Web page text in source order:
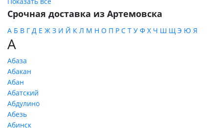
Срочная доставка из Артемовска
А Б В Г Д Е Ж З И Й К Л М Н О П Р С Т У Ф Х Ч Ш Щ Э Ю Я
А
Абаза
Абакан
Абан
Абатский
Абдулино
Абезь
Абинск